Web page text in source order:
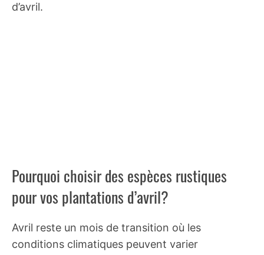
d’avril.
Pourquoi choisir des espèces rustiques
pour vos plantations d’avril?
Avril reste un mois de transition où les
conditions climatiques peuvent varier